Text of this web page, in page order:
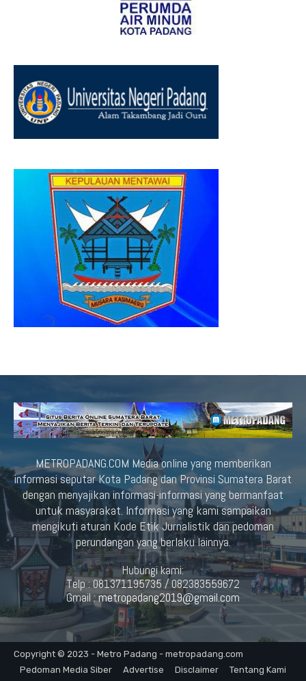
METROPADANG.COM Media online yang memberikan
informasi seputar Kota Padang dan Provinsi Sumatera Barat
dengan menyajikan informasi-informasi yang bermanfaat
untuk masyarakat. Informasi yang kami sampaikan
mengikuti aturan Kode Etik Jurnalistik dan pedoman
perundangan yang berlaku lainnya.
Hubungi kami:
Telp : 081371195735 / 082383559672
Gmail :metropadang2019@gmail.com
Copyright © 2023 - Metro Padang - metropadang.com
Pedoman Media Siber
Advertise Disclaimer Tentang Kami